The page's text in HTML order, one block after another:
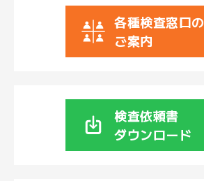
各種検査窓口の
ご案内
検査依頼書
ダウンロード